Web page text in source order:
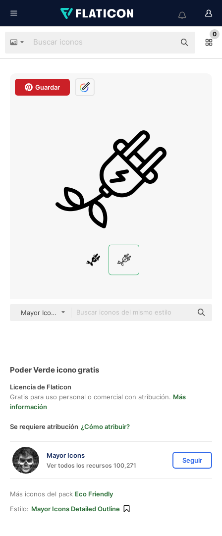
0
Guardar
Mayor Icons Detailed Outline
Poder Verde icono gratis
Licencia de Flaticon
Gratis para uso personal o comercial con atribución. Más
información
Se requiere atribución ¿Cómo atribuir?
Mayor Icons
Ver todos los recursos 100,271
Seguir
Más iconos del pack Eco Friendly
Estilo: Mayor Icons Detailed Outline